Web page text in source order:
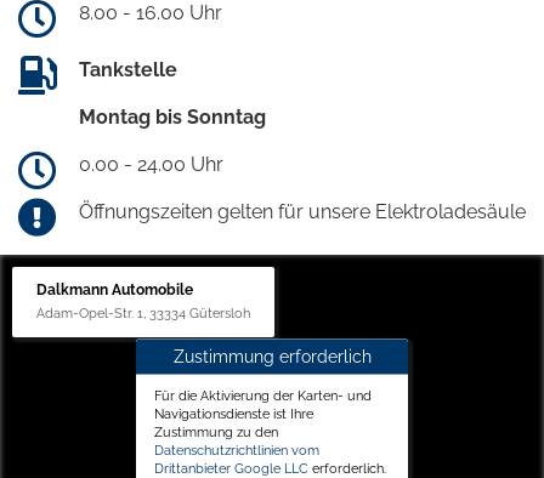
8.00 - 16.00 Uhr
Tankstelle
Montag bis Sonntag
0.00 - 24.00 Uhr
Öffnungszeiten gelten für unsere Elektroladesäule
Dalkmann Automobile
Adam-Opel-Str. 1, 33334 Gütersloh
Zustimmung erforderlich
Für die Aktivierung der Karten- und
Navigationsdienste ist Ihre
Zustimmung zu den
Datenschutzrichtlinien vom
Drittanbieter Google LLC erforderlich.